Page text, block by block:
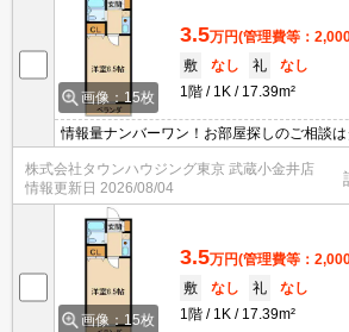
画像：15枚
3.5万円(管理費等：
敷
なし 礼
なし
1階
1K 17.39m²
情報量ナンバーワン！お部屋探しのご相談は
寺店にお任せを！
株式会社タウンハウジング東京 武蔵小金井店
情報更新日 2026/08/04
画像：15枚
3.5万円(管理費等：
敷
なし 礼
なし
1階
1K 17.39m²